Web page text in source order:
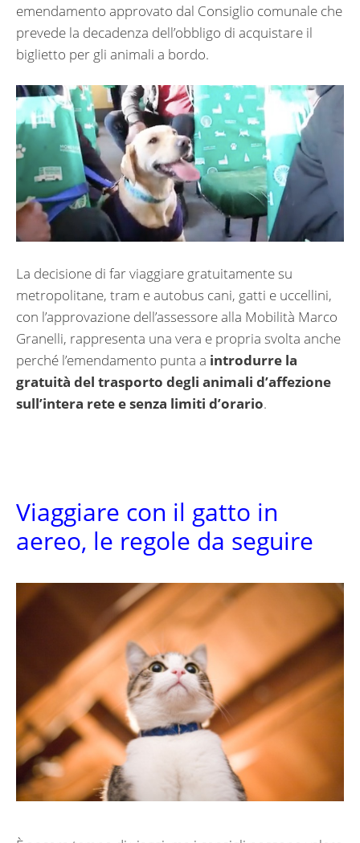
emendamento approvato dal Consiglio comunale che
prevede la decadenza dell’obbligo di acquistare il
biglietto per gli animali a bordo.
La decisione di far viaggiare gratuitamente su
metropolitane, tram e autobus cani, gatti e uccellini,
con l’approvazione dell’assessore alla Mobilità Marco
Granelli, rappresenta una vera e propria svolta anche
perché l’emendamento punta a introdurre la
gratuità del trasporto degli animali d’affezione
sull’intera rete e senza limiti d’orario.
Viaggiare con il gatto in
aereo, le regole da seguire